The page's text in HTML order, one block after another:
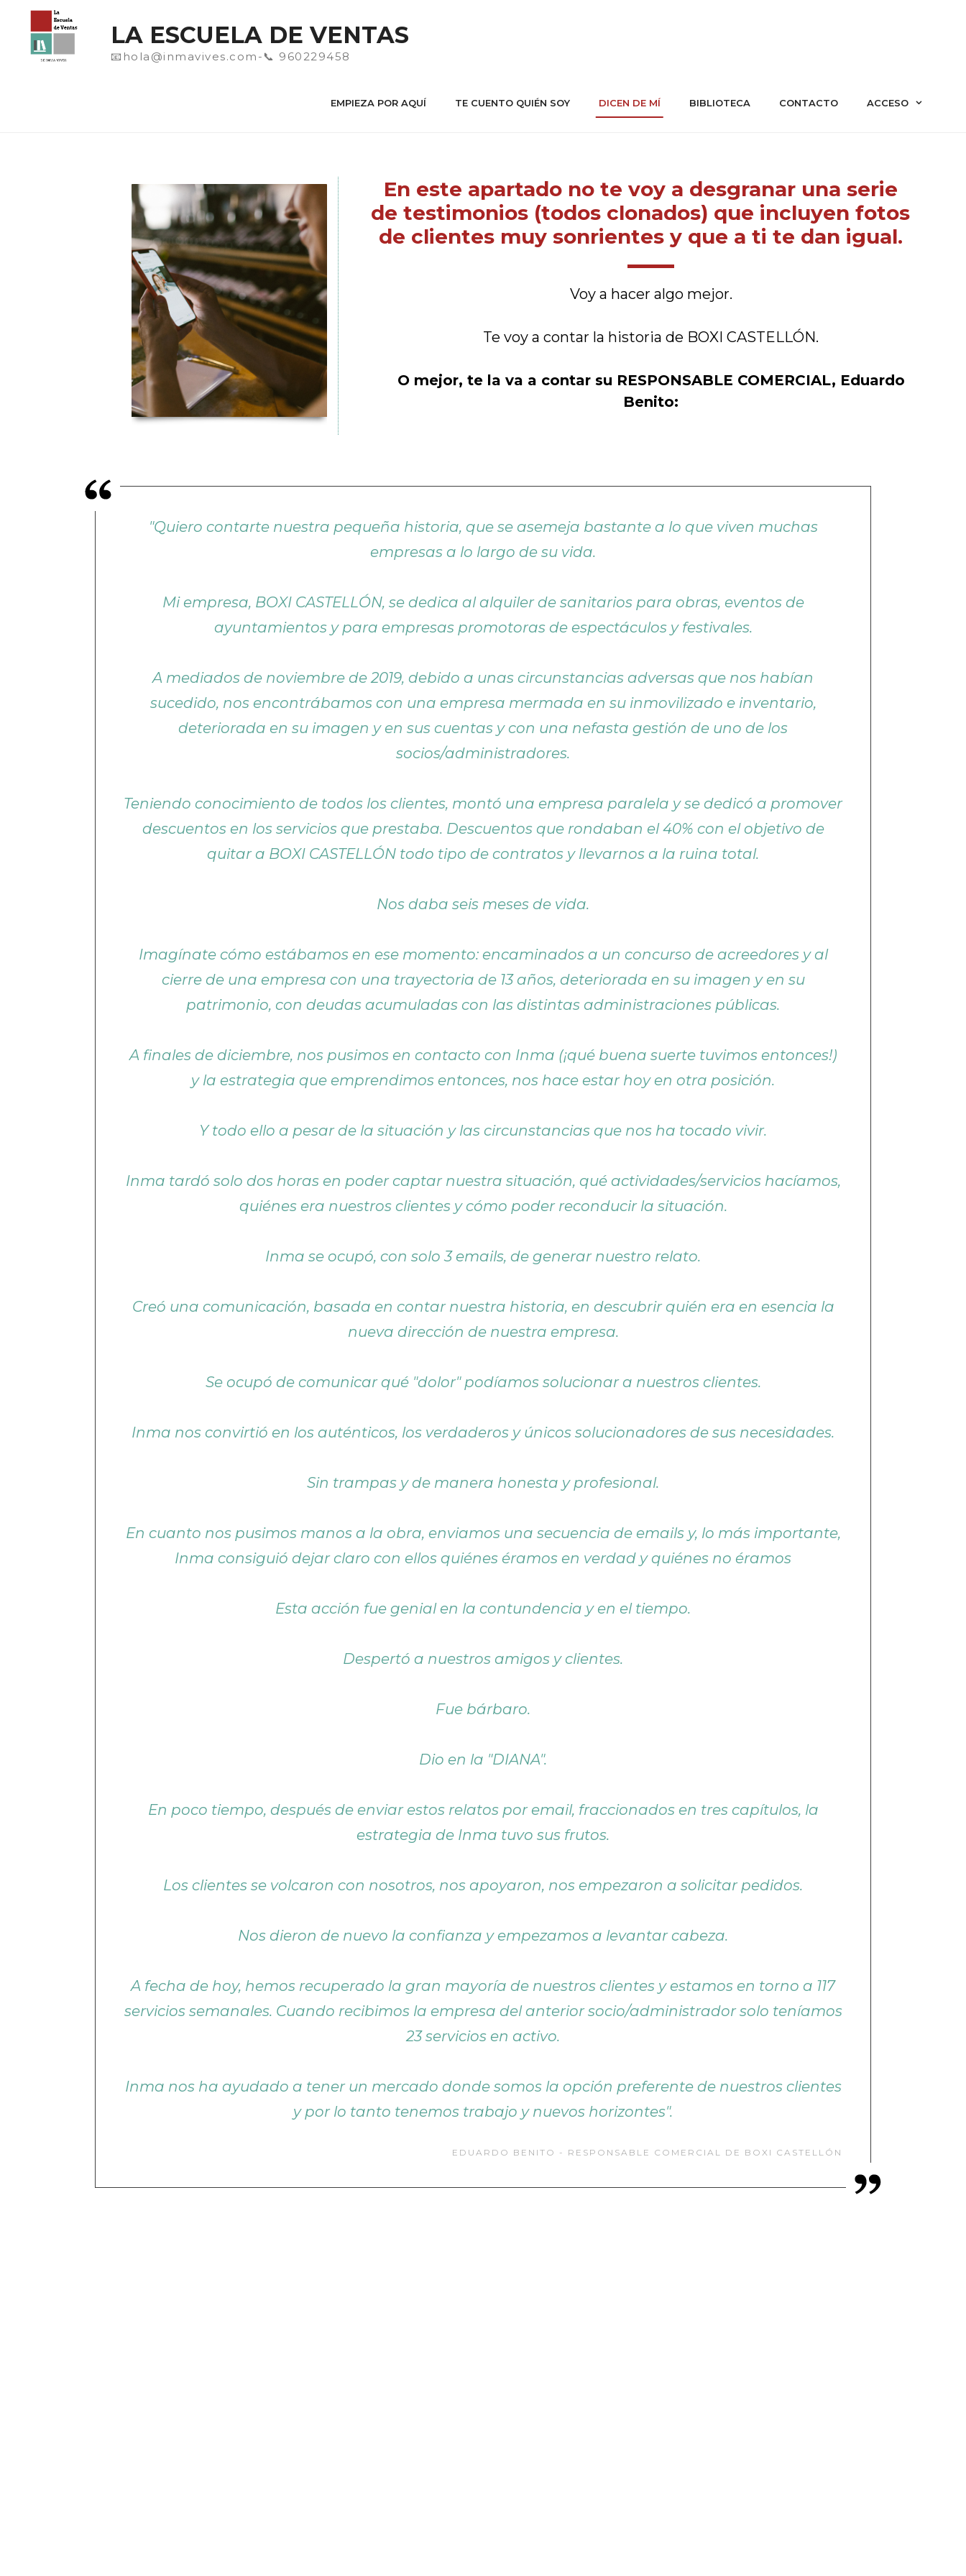
Saltar
contenido
LA ESCUELA DE VENTAS
📧hola@inmavives.com-📞 960229458
EMPIEZA POR AQUÍ TE CUENTO QUIÉN SOY DICEN DE MÍ BIBLIOTECA CONTACTO ACCESO
En este apartado no te voy a desgranar una serie
de testimonios (todos clonados) que incluyen fotos
de clientes muy sonrientes y que a ti te dan igual.
Voy a hacer algo mejor.
Te voy a contar la historia de BOXI CASTELLÓN.
O mejor, te la va a contar su RESPONSABLE COMERCIAL, Eduardo
Benito:
"Quiero contarte nuestra pequeña historia, que se asemeja bastante a lo que viven muchas
empresas a lo largo de su vida.
Mi empresa, BOXI CASTELLÓN, se dedica al alquiler de sanitarios para obras, eventos de
ayuntamientos y para empresas promotoras de espectáculos y festivales.
A mediados de noviembre de 2019, debido a unas circunstancias adversas que nos habían
sucedido, nos encontrábamos con una empresa mermada en su inmovilizado e inventario,
deteriorada en su imagen y en sus cuentas y con una nefasta gestión de uno de los
socios/administradores.
Teniendo conocimiento de todos los clientes, montó una empresa paralela y se dedicó a promover
descuentos en los servicios que prestaba. Descuentos que rondaban el 40% con el objetivo de
quitar a BOXI CASTELLÓN todo tipo de contratos y llevarnos a la ruina total.
Nos daba seis meses de vida.
Imagínate cómo estábamos en ese momento: encaminados a un concurso de acreedores y al
cierre de una empresa con una trayectoria de 13 años, deteriorada en su imagen y en su
patrimonio, con deudas acumuladas con las distintas administraciones públicas.
A finales de diciembre, nos pusimos en contacto con Inma (¡qué buena suerte tuvimos entonces!)
y la estrategia que emprendimos entonces, nos hace estar hoy en otra posición.
Y todo ello a pesar de la situación y las circunstancias que nos ha tocado vivir.
Inma tardó solo dos horas en poder captar nuestra situación, qué actividades/servicios hacíamos,
quiénes era nuestros clientes y cómo poder reconducir la situación.
Inma se ocupó, con solo 3 emails, de generar nuestro relato.
Creó una comunicación, basada en contar nuestra historia, en descubrir quién era en esencia la
nueva dirección de nuestra empresa.
Se ocupó de comunicar qué "dolor" podíamos solucionar a nuestros clientes.
Inma nos convirtió en los auténticos, los verdaderos y únicos solucionadores de sus necesidades.
Sin trampas y de manera honesta y profesional.
En cuanto nos pusimos manos a la obra, enviamos una secuencia de emails y, lo más importante,
Inma consiguió dejar claro con ellos quiénes éramos en verdad y quiénes no éramos
Esta acción fue genial en la contundencia y en el tiempo.
Despertó a nuestros amigos y clientes.
Fue bárbaro.
Dio en la "DIANA".
En poco tiempo, después de enviar estos relatos por email, fraccionados en tres capítulos, la
estrategia de Inma tuvo sus frutos.
Los clientes se volcaron con nosotros, nos apoyaron, nos empezaron a solicitar pedidos.
Nos dieron de nuevo la confianza y empezamos a levantar cabeza.
A fecha de hoy, hemos recuperado la gran mayoría de nuestros clientes y estamos en torno a 117
servicios semanales. Cuando recibimos la empresa del anterior socio/administrador solo teníamos
23 servicios en activo.
Inma nos ha ayudado a tener un mercado donde somos la opción preferente de nuestros clientes
y por lo tanto tenemos trabajo y nuevos horizontes".
EDUARDO BENITO - RESPONSABLE COMERCIAL DE BOXI CASTELLÓN